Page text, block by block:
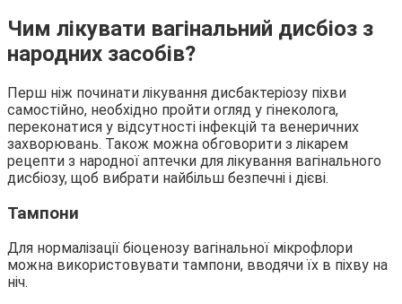
Чим лікувати вагінальний дисбіоз з
народних засобів?
Перш ніж починати лікування дисбактеріозу піхви
самостійно, необхідно пройти огляд у гінеколога,
переконатися у відсутності інфекцій та венеричних
захворювань. Також можна обговорити з лікарем
рецепти з народної аптечки для лікування вагінального
дисбіозу, щоб вибрати найбільш безпечні і дієві.
Тампони
Для нормалізації біоценозу вагінальної мікрофлори
можна використовувати тампони, вводячи їх в піхву на
ніч.